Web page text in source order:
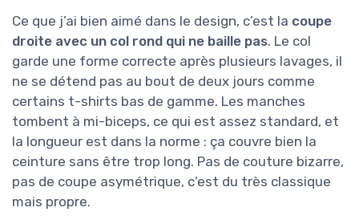
Ce que j’ai bien aimé dans le design, c’est la coupe
droite avec un col rond qui ne baille pas. Le col
garde une forme correcte après plusieurs lavages, il
ne se détend pas au bout de deux jours comme
certains t-shirts bas de gamme. Les manches
tombent à mi-biceps, ce qui est assez standard, et
la longueur est dans la norme : ça couvre bien la
ceinture sans être trop long. Pas de couture bizarre,
pas de coupe asymétrique, c’est du très classique
mais propre.